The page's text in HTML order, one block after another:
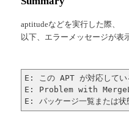
aptitudeなどを実行した際、
以下、エラーメッセージが表
E: この APT が対応してい
E: Problem with
E: パッケージ一覧または状